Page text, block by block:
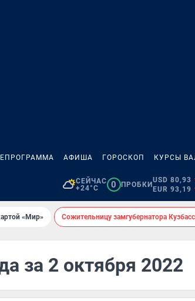
АФИША ГОРОСКОП КУРСЫ
СЕЙЧАС
+24°C
0 ПРОБКИ
USD 80,93
EUR 93,19
«Мир» Сожительницу замгубернатора
за 2 октября 2022